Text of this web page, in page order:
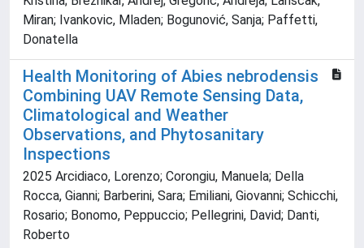
Miran; Ivankovic, Mladen; Bogunović, Sanja; Paffetti,
Donatella
Health Monitoring of Abies nebrodensis
Combining UAV Remote Sensing Data,
Climatological and Weather
Observations, and Phytosanitary
Inspections
2025 Arcidiaco, Lorenzo; Corongiu, Manuela; Della
Rocca, Gianni; Barberini, Sara; Emiliani, Giovanni; Schicchi,
Rosario; Bonomo, Peppuccio; Pellegrini, David; Danti,
Roberto